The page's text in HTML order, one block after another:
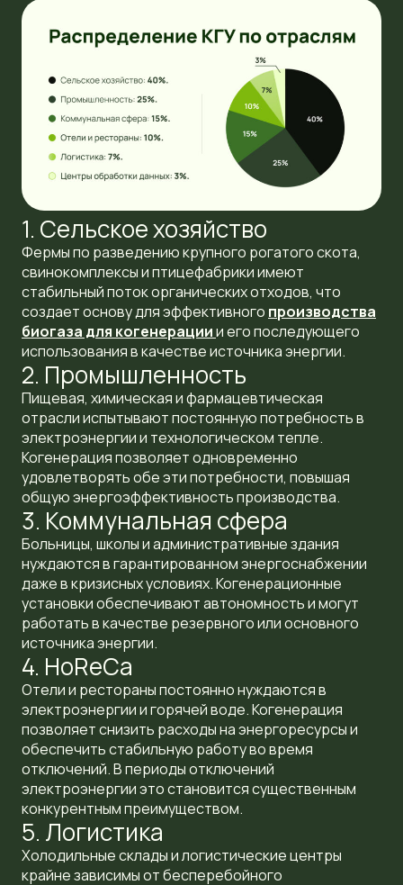
1. Сельское хозяйство
Фермы по разведению крупного рогатого скота,
свинокомплексы и птицефабрики имеют
стабильный поток органических отходов, что
создает основу для эффективного производства
биогаза для когенерациии его последующего
использования в качестве источника энергии.
2. Промышленность
Пищевая, химическая и фармацевтическая
отрасли испытывают постоянную потребность в
электроэнергии и технологическом тепле.
Когенерация позволяет одновременно
удовлетворять обе эти потребности, повышая
общую энергоэффективность производства.
3. Коммунальная сфера
Больницы, школы и административные здания
нуждаются в гарантированном энергоснабжении
даже в кризисных условиях. Когенерационные
установки обеспечивают автономность и могут
работать в качестве резервного или основного
источника энергии.
4. HoReCa
Отели и рестораны постоянно нуждаются в
электроэнергии и горячей воде. Когенерация
позволяет снизить расходы на энергоресурсы и
обеспечить стабильную работу во время
отключений. В периоды отключений
электроэнергии это становится существенным
конкурентным преимуществом.
5. Логистика
Холодильные склады и логистические центры
крайне зависимы от бесперебойного